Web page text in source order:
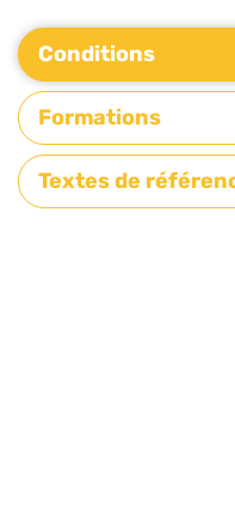
Conditions
Formations
Textes de